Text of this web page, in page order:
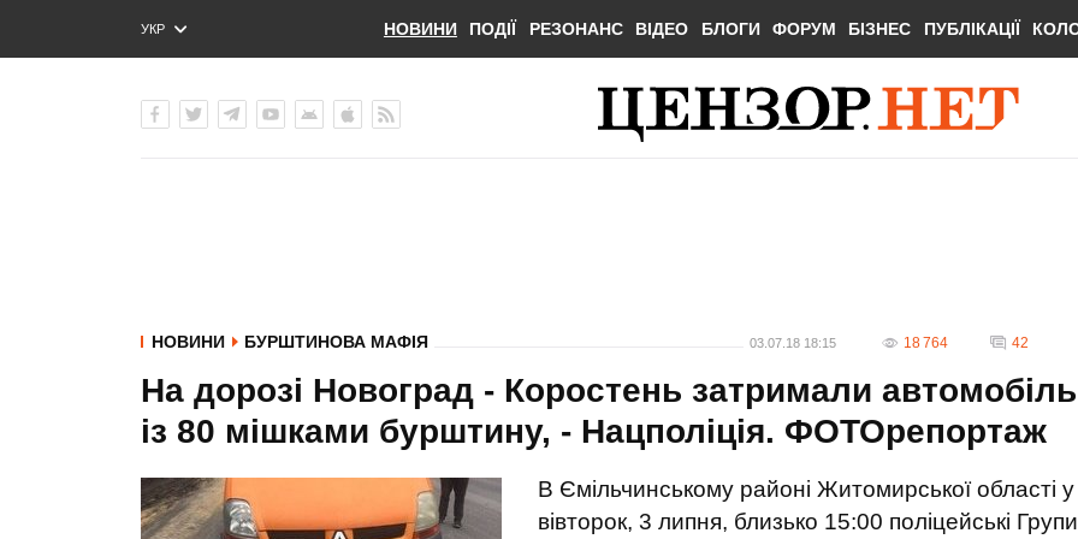
УКР
ENG
НОВИНИ ПОДІЇ РЕЗОНАНС ВІДЕО БЛОГИ ФОРУМ БІЗНЕС ПУБЛІКАЦІЇ
НОВИНИ БУРШТИНОВА МАФІЯ 03.07.18 18:15 18 764 42
На дорозі Новоград - Коростень затримали автомобіль
із 80 мішками бурштину, - Нацполіція. ФОТОрепортаж
В Ємільчинському районі Житомирської області у
вівторок, 3 липня, близько 15:00 поліцейські Групи